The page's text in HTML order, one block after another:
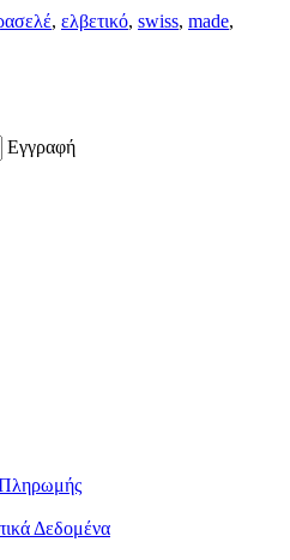
, ελβετικό, swiss, made,
Εγγραφή
Δεδομένα